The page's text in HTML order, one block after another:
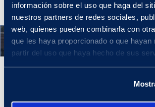
información sobre el uso que haga del
nuestros partners de redes sociales,
web, quienes pueden combinarla con
que les haya proporcionado o que hayan
partir del uso que haya hecho de sus
Año 1
general que te ayudarán a construir una